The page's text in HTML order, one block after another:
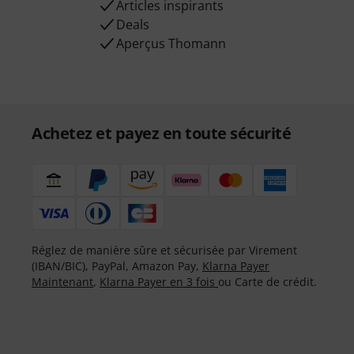
Articles inspirants
Deals
Aperçus Thomann
Achetez et payez en toute sécurité
Réglez de manière sûre et sécurisée par Virement
(IBAN/BIC), PayPal, Amazon Pay, Klarna Payer
Maintenant, Klarna Payer en 3 fois ou Carte de crédit.